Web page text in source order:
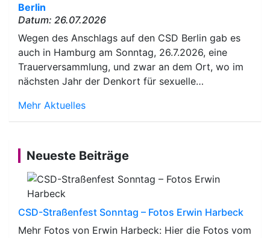
Berlin
Datum: 26.07.2026
Wegen des Anschlags auf den CSD Berlin gab es
auch in Hamburg am Sonntag, 26.7.2026, eine
Trauerversammlung, und zwar an dem Ort, wo im
nächsten Jahr der Denkort für sexuelle…
Mehr Aktuelles
Neueste Beiträge
CSD-Straßenfest Sonntag – Fotos Erwin Harbeck
Mehr Fotos von Erwin Harbeck: Hier die Fotos vom